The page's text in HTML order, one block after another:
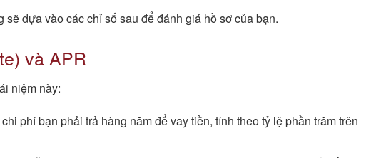
sẽ dựa vào các chỉ số sau để đánh giá hồ sơ của bạn.
và APR
niệm này:
phí bạn phải trả hàng năm để vay tiền, tính theo tỷ lệ phần trăm trên